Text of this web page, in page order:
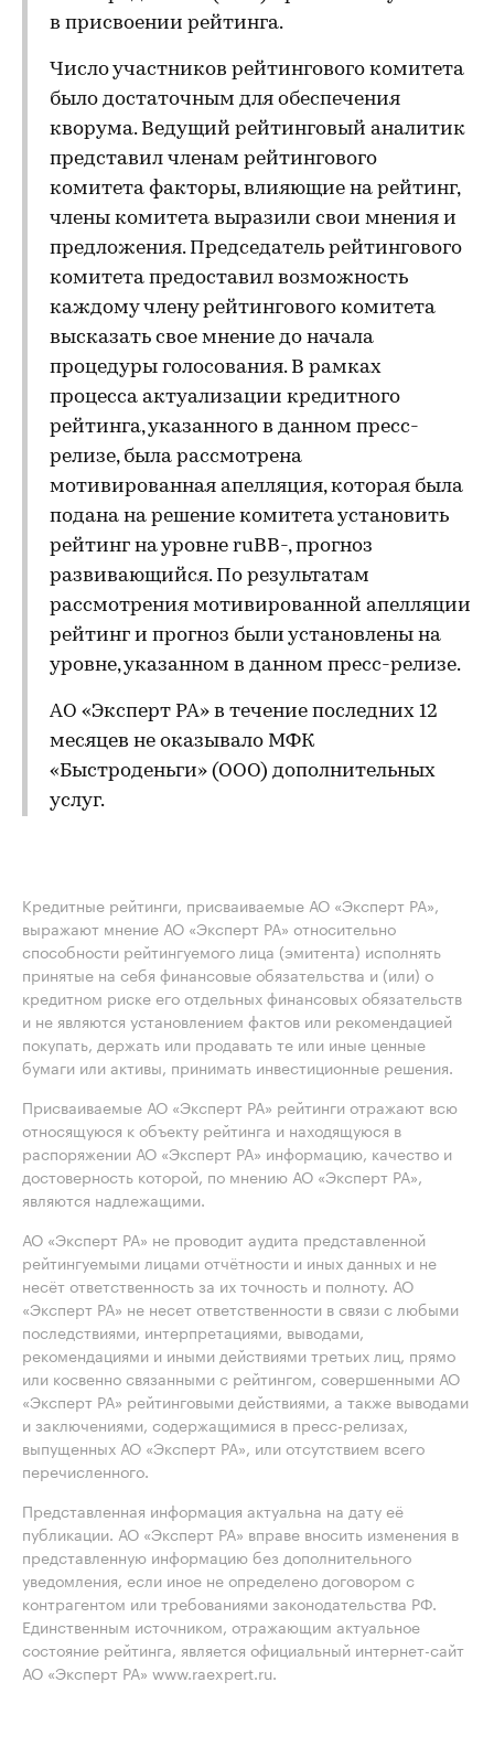
в присвоении рейтинга.
Число участников рейтингового комитета
было достаточным для обеспечения
кворума. Ведущий рейтинговый аналитик
представил членам рейтингового
комитета факторы, влияющие на рейтинг,
члены комитета выразили свои мнения и
предложения. Председатель рейтингового
комитета предоставил возможность
каждому члену рейтингового комитета
высказать свое мнение до начала
процедуры голосования. В рамках
процесса актуализации кредитного
рейтинга, указанного в данном пресс-
релизе, была рассмотрена
мотивированная апелляция, которая была
подана на решение комитета установить
рейтинг на уровне ruBB-, прогноз
развивающийся. По результатам
рассмотрения мотивированной апелляции
рейтинг и прогноз были установлены на
уровне, указанном в данном пресс-релизе.
АО «Эксперт РА» в течение последних 12
месяцев не оказывало МФК
«Быстроденьги» (ООО) дополнительных
услуг.
Кредитные рейтинги, присваиваемые АО «Эксперт РА»,
выражают мнение АО «Эксперт РА» относительно
способности рейтингуемого лица (эмитента) исполнять
принятые на себя финансовые обязательства и (или) о
кредитном риске его отдельных финансовых обязательств
и не являются установлением фактов или рекомендацией
покупать, держать или продавать те или иные ценные
бумаги или активы, принимать инвестиционные решения.
Присваиваемые АО «Эксперт РА» рейтинги отражают всю
относящуюся к объекту рейтинга и находящуюся в
распоряжении АО «Эксперт РА» информацию, качество и
достоверность которой, по мнению АО «Эксперт РА»,
являются надлежащими.
АО «Эксперт РА» не проводит аудита представленной
рейтингуемыми лицами отчётности и иных данных и не
несёт ответственность за их точность и полноту. АО
«Эксперт РА» не несет ответственности в связи с любыми
последствиями, интерпретациями, выводами,
рекомендациями и иными действиями третьих лиц, прямо
или косвенно связанными с рейтингом, совершенными АО
«Эксперт РА» рейтинговыми действиями, а также выводами
и заключениями, содержащимися в пресс-релизах,
выпущенных АО «Эксперт РА», или отсутствием всего
перечисленного.
Представленная информация актуальна на дату её
публикации. АО «Эксперт РА» вправе вносить изменения в
представленную информацию без дополнительного
уведомления, если иное не определено договором с
контрагентом или требованиями законодательства РФ.
Единственным источником, отражающим актуальное
состояние рейтинга, является официальный интернет-сайт
АО «Эксперт РА» www.raexpert.ru.